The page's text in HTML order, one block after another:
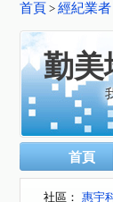
首頁 > 經紀業者
勤美
首頁
社區： 惠宇